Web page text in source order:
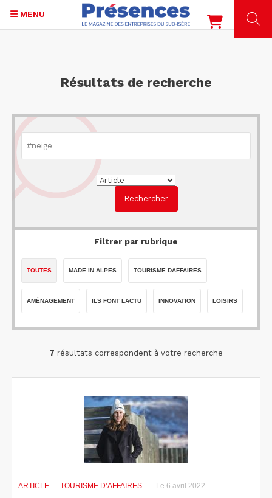
MENU
Résultats de recherche
Filtrer par rubrique
TOUTES MADE IN ALPES TOURISME DAFFAIRES
AMÉNAGEMENT ILS FONT LACTU INNOVATION LOISIRS
7 résultats correspondent à votre recherche
ARTICLE — TOURISME D’AFFAIRES Le 6 avril 2022